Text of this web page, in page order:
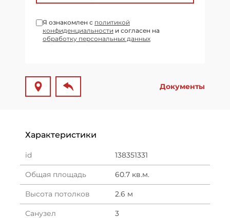
Я ознакомлен с политикой
конфиденциальности и согласен на
обработку персональных данных
Документы
Характеристики
id 138351331
Общая площадь 60.7 кв.м.
Высота потолков 2.6 м
Санузел 3